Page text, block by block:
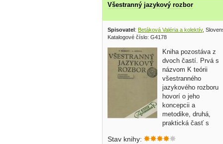
Všestranný jazykový rozbor
Spisovatel : Betáková Valéria a kolektív,
Katalogové číslo: G4178
Kniha pozostáva z
dvoch častí. Prvá s
názvom K teórii
všestranného
jazykového rozboru
hovorí o jeho
koncepcii a
metodike, druhá,
praktická časť s
Stav knihy: